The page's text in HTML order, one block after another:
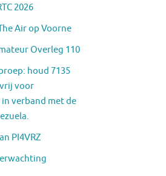
2026
Air op Voorne
Overleg 110
houd 7135
voor
verband met de
PI4VRZ